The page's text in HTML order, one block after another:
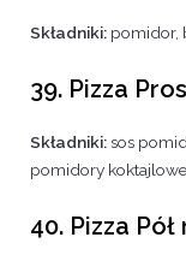
Składniki: pomidor,
39. Pizza
Składniki:sos
pomidory
40. Pizza Pół